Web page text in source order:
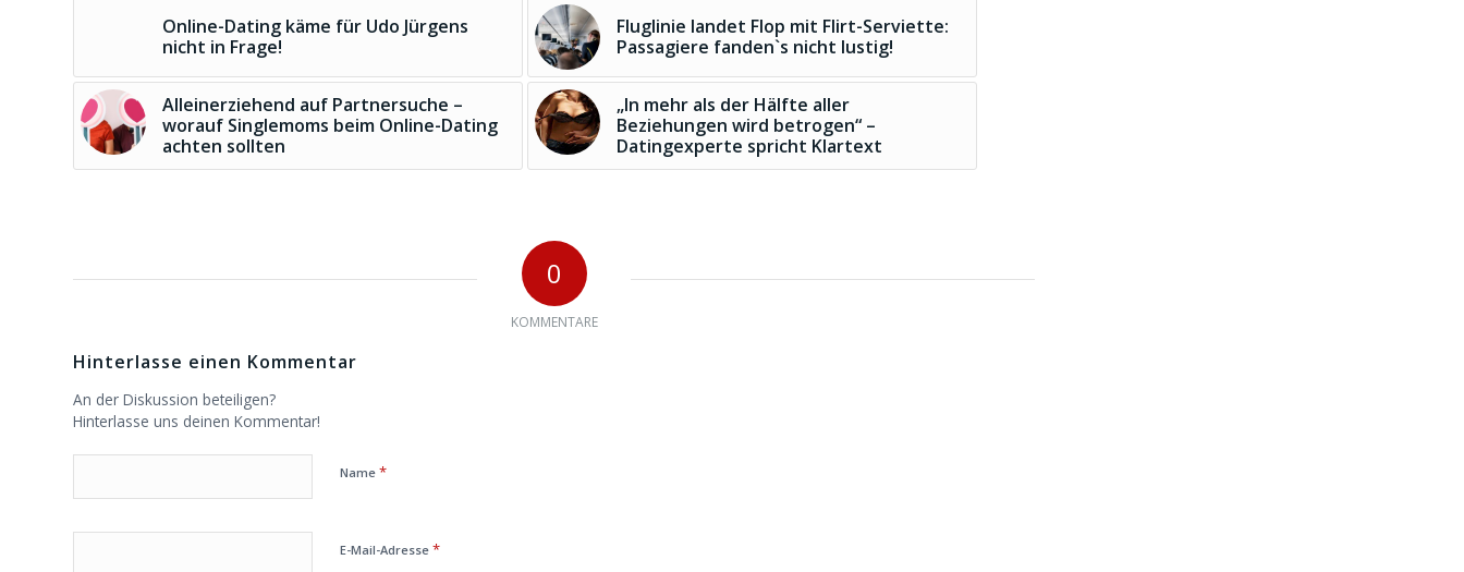
Online-Dating käme für Udo Jürgens
nicht in Frage!
Fluglinie landet Flop mit Flirt-Serviette:
Passagiere fanden`s nicht lustig!
Alleinerziehend auf Partnersuche –
worauf Singlemoms beim Online-Dating
achten sollten
„In mehr als der Hälfte aller
Beziehungen wird betrogen“ –
Datingexperte spricht Klartext
0
KOMMENTARE
Hinterlasse einen Kommentar
An der Diskussion beteiligen?
Hinterlasse uns deinen Kommentar!
Name *
E-Mail-Adresse *